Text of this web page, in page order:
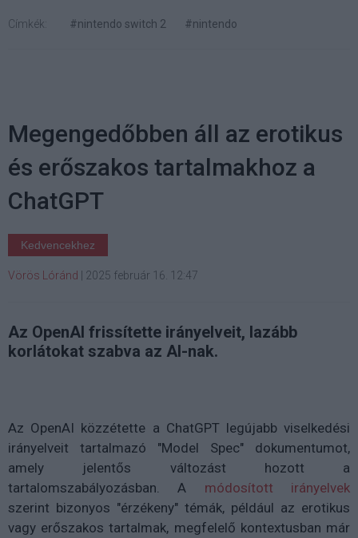
Címkék: #nintendo switch 2 #nintendo
Megengedőbben áll az erotikus
és erőszakos tartalmakhoz a
ChatGPT
Kedvencekhez
Vörös Lóránd 2025 február 16. 12:47
Az OpenAI frissítette irányelveit, lazább
korlátokat szabva az AI-nak.
Az OpenAI közzétette a ChatGPT legújabb viselkedési
irányelveit tartalmazó "Model Spec" dokumentumot,
amely jelentős változást hozott a
tartalomszabályozásban. A módosított irányelvek
szerint bizonyos "érzékeny" témák, például az erotikus
vagy erőszakos tartalmak, megfelelő kontextusban már